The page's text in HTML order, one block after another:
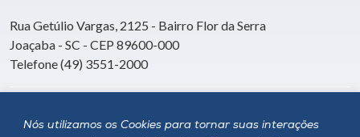
Nós utilizamos os Cookies para tornar suas interações
Rua Getúlio Vargas, 2125 - Bairro Flor da Serra
Joaçaba - SC - CEP 89600-000
Telefone (49) 3551-2000
Siga a Unoesc